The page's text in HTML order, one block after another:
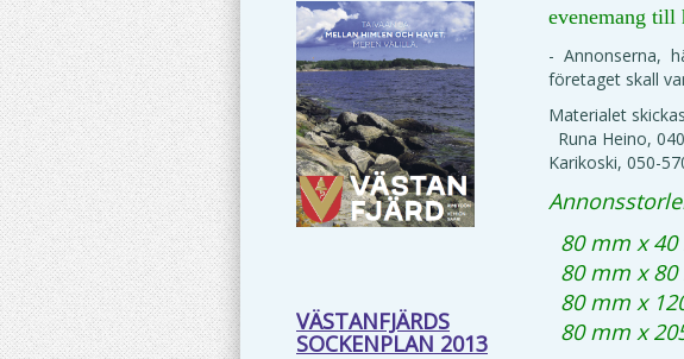
VÄSTANFJÄRDS
SOCKENPLAN 2013
evenemang till
- Annonserna,
företaget skall
Materialet
Runa Heino,
Karikoski, 050-
80 mm x
80 mm x
80 mm x
80 mm x